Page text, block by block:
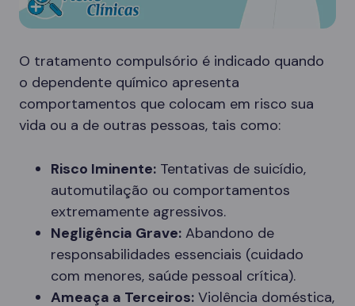
O tratamento compulsório é indicado quando
o dependente químico apresenta
comportamentos que colocam em risco sua
vida ou a de outras pessoas, tais como:
Risco Iminente: Tentativas de suicídio,
automutilação ou comportamentos
extremamente agressivos.
Negligência Grave: Abandono de
responsabilidades essenciais (cuidado
com menores, saúde pessoal crítica).
Ameaça a Terceiros: Violência doméstica,